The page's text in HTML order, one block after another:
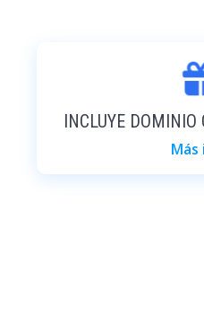
INCLUYE DOMINIO